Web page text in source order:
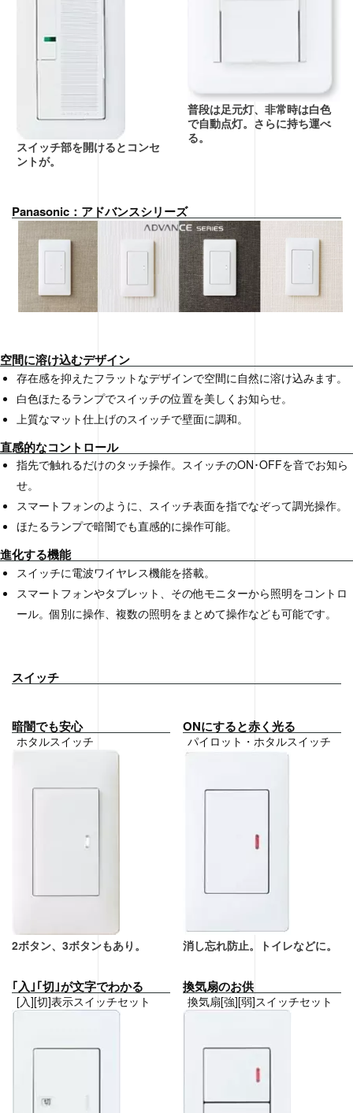
スイッチ部を開けるとコンセ
ントが。
普段は足元灯、非常時は白色
で自動点灯。さらに持ち運べ
る。
Panasonic：アドバンスシリーズ
空間に溶け込むデザイン
存在感を抑えたフラットなデザインで空間に自然に溶け込みます。
白色ほたるランプでスイッチの位置を美しくお知らせ。
上質なマット仕上げのスイッチで壁面に調和。
直感的なコントロール
指先で触れるだけのタッチ操作。スイッチのON･OFFを音でお知ら
せ。
スマートフォンのように、スイッチ表面を指でなぞって調光操作。
ほたるランプで暗闇でも直感的に操作可能。
進化する機能
スイッチに電波ワイヤレス機能を搭載。
スマートフォンやタブレット、その他モニターから照明をコントロ
ール。個別に操作、複数の照明をまとめて操作なども可能です。
スイッチ
暗闇でも安心
ホタルスイッチ
2ボタン、3ボタンもあり。
ONにすると赤く光る
パイロット・ホタルスイッチ
消し忘れ防止。トイレなどに。
｢入｣｢切｣が文字でわかる
[入][切]表示スイッチセット
換気扇のお供
換気扇[強][弱]スイッチセット